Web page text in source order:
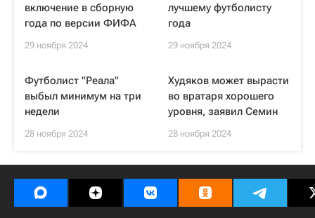
включение в сборную
года по версии ФИФА
29 ноября 2024
лучшему футболисту
года
29 ноября 2024
Футболист "Реала"
выбыл минимум на три
недели
28 ноября 2024
Худяков может вырасти
во вратаря хорошего
уровня, заявил Семин
28 ноября 2024